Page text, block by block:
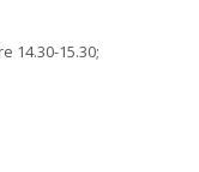
14.30-15.30;